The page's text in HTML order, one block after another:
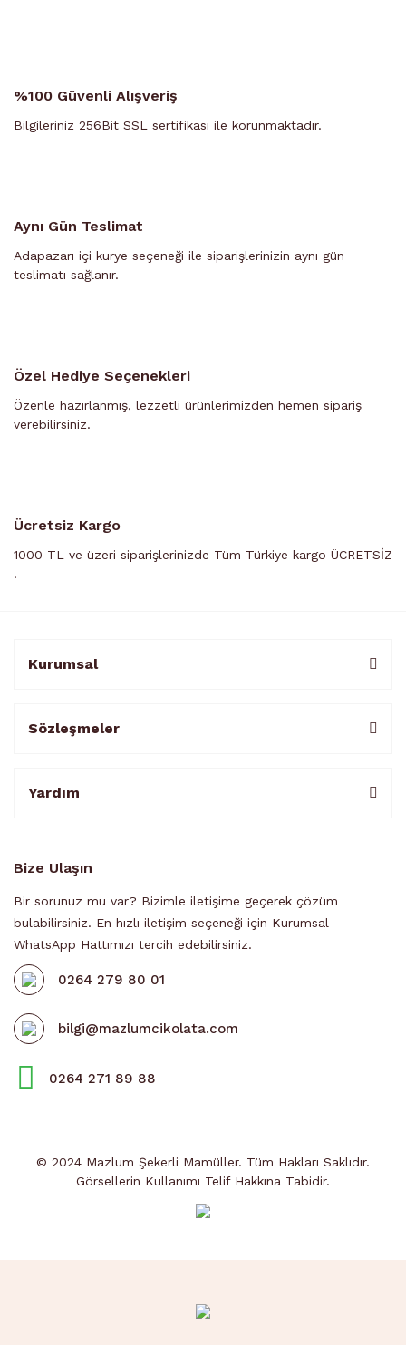
%100 Güvenli Alışveriş
Bilgileriniz 256Bit SSL sertifikası ile korunmaktadır.
Aynı Gün Teslimat
Adapazarı içi kurye seçeneği ile siparişlerinizin aynı gün
teslimatı sağlanır.
Özel Hediye Seçenekleri
Özenle hazırlanmış, lezzetli ürünlerimizden hemen sipariş
verebilirsiniz.
Ücretsiz Kargo
1000 TL ve üzeri siparişlerinizde Tüm Türkiye kargo ÜCRETSİZ
!
Kurumsal
Sözleşmeler
Yardım
Bize Ulaşın
Bir sorunuz mu var? Bizimle iletişime geçerek çözüm
bulabilirsiniz. En hızlı iletişim seçeneği için Kurumsal
WhatsApp Hattımızı tercih edebilirsiniz.
0264 279 80 01
bilgi@mazlumcikolata.com
0264 271 89 88
© 2024 Mazlum Şekerli Mamüller. Tüm Hakları Saklıdır.
Görsellerin Kullanımı Telif Hakkına Tabidir.